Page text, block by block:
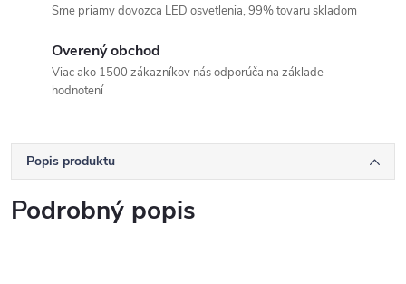
Sme priamy dovozca LED osvetlenia, 99% tovaru skladom
Overený obchod
Viac ako 1500 zákazníkov nás odporúča na základe
hodnotení
Popis produktu
Podrobný popis